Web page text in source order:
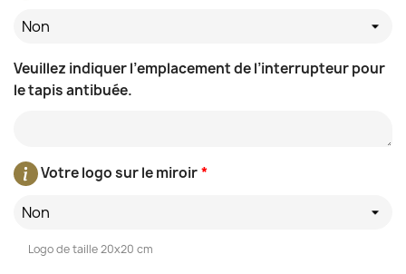
Non
Veuillez indiquer l’emplacement de l’interrupteur pour
le tapis antibuée.
*
Votre logo sur le miroir
Non
Logo de taille 20x20 cm